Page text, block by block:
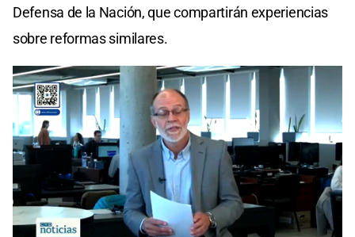
Defensa de la Nación, que compartirán experiencias
sobre reformas similares.